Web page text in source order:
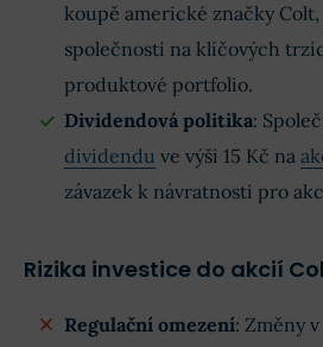
koupě americké značky
společnosti na klíčových
produktové portfolio.
Dividendová politika:
dividendu ve výši 15 Kč na
závazek k návratnosti pro
Rizika investice do akcií
Regulační omezení: Změny